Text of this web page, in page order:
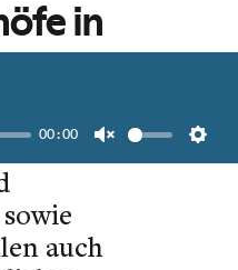
00:00
Unmute
in
von der
auch